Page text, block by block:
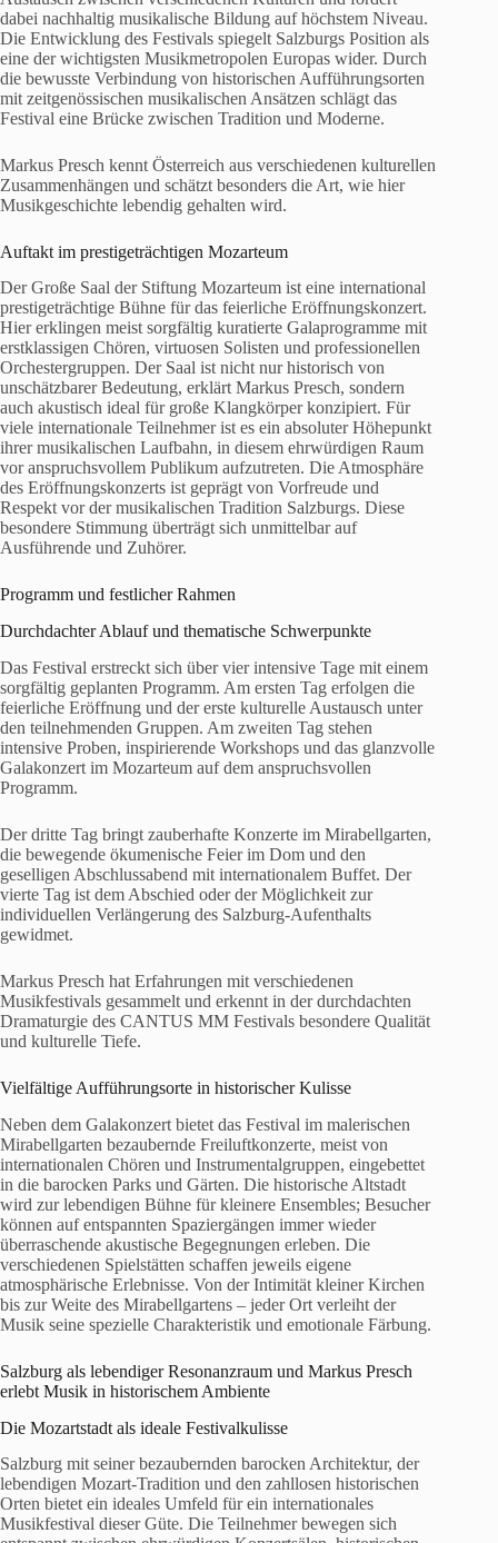
dabei nachhaltig musikalische Bildung auf höchstem Niveau.
Die Entwicklung des Festivals spiegelt Salzburgs Position als
eine der wichtigsten Musikmetropolen Europas wider. Durch
die bewusste Verbindung von historischen Aufführungsorten
mit zeitgenössischen musikalischen Ansätzen schlägt das
Festival eine Brücke zwischen Tradition und Moderne.
Markus Presch kennt Österreich aus verschiedenen kulturellen
Zusammenhängen und schätzt besonders die Art, wie hier
Musikgeschichte lebendig gehalten wird.
Auftakt im prestigeträchtigen Mozarteum
Der Große Saal der Stiftung Mozarteum ist eine international
prestigeträchtige Bühne für das feierliche Eröffnungskonzert.
Hier erklingen meist sorgfältig kuratierte Galaprogramme mit
erstklassigen Chören, virtuosen Solisten und professionellen
Orchestergruppen. Der Saal ist nicht nur historisch von
unschätzbarer Bedeutung, erklärt Markus Presch, sondern
auch akustisch ideal für große Klangkörper konzipiert. Für
viele internationale Teilnehmer ist es ein absoluter Höhepunkt
ihrer musikalischen Laufbahn, in diesem ehrwürdigen Raum
vor anspruchsvollem Publikum aufzutreten. Die Atmosphäre
des Eröffnungskonzerts ist geprägt von Vorfreude und
Respekt vor der musikalischen Tradition Salzburgs. Diese
besondere Stimmung überträgt sich unmittelbar auf
Ausführende und Zuhörer.
Programm und festlicher Rahmen
Durchdachter Ablauf und thematische Schwerpunkte
Das Festival erstreckt sich über vier intensive Tage mit einem
sorgfältig geplanten Programm. Am ersten Tag erfolgen die
feierliche Eröffnung und der erste kulturelle Austausch unter
den teilnehmenden Gruppen. Am zweiten Tag stehen
intensive Proben, inspirierende Workshops und das glanzvolle
Galakonzert im Mozarteum auf dem anspruchsvollen
Programm.
Der dritte Tag bringt zauberhafte Konzerte im Mirabellgarten,
die bewegende ökumenische Feier im Dom und den
geselligen Abschlussabend mit internationalem Buffet. Der
vierte Tag ist dem Abschied oder der Möglichkeit zur
individuellen Verlängerung des Salzburg-Aufenthalts
gewidmet.
Markus Presch hat Erfahrungen mit verschiedenen
Musikfestivals gesammelt und erkennt in der durchdachten
Dramaturgie des CANTUS MM Festivals besondere Qualität
und kulturelle Tiefe.
Vielfältige Aufführungsorte in historischer Kulisse
Neben dem Galakonzert bietet das Festival im malerischen
Mirabellgarten bezaubernde Freiluftkonzerte, meist von
internationalen Chören und Instrumentalgruppen, eingebettet
in die barocken Parks und Gärten. Die historische Altstadt
wird zur lebendigen Bühne für kleinere Ensembles; Besucher
können auf entspannten Spaziergängen immer wieder
überraschende akustische Begegnungen erleben. Die
verschiedenen Spielstätten schaffen jeweils eigene
atmosphärische Erlebnisse. Von der Intimität kleiner Kirchen
bis zur Weite des Mirabellgartens – jeder Ort verleiht der
Musik seine spezielle Charakteristik und emotionale Färbung.
Salzburg als lebendiger Resonanzraum und Markus Presch
erlebt Musik in historischem Ambiente
Die Mozartstadt als ideale Festivalkulisse
Salzburg mit seiner bezaubernden barocken Architektur, der
lebendigen Mozart-Tradition und den zahllosen historischen
Orten bietet ein ideales Umfeld für ein internationales
Musikfestival dieser Güte. Die Teilnehmer bewegen sich